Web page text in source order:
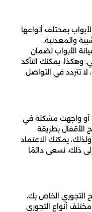
بمختلف أنواعها
والمعدنية.
الأبواب لضمان
وهكذا، يمكنك التأكد
تتردد في التواصل
أو واجهت مشكلة في
الأقفال بطريقة
يمكنك الاعتماد
ذلك، نسعى دائمًا
الخاص بك،
أنواع التجوري